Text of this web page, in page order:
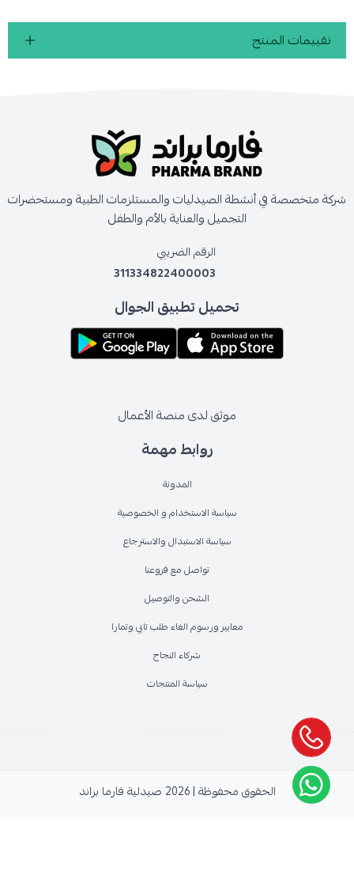
تقييمات المنتج
روابط مهمة
المدونة
سياسة الاستخدام و الخصوصية
سياسة الاستبدال والاسترجاع
تواصل مع فروعنا
الشحن والتوصيل
معايير ورسوم الغاء طلب تابي وتمارا
شركاء النجاح
سياسة المنتجات
شركة متخصصة في أنشطة الصيدليات والمستلزمات الطبية ومستحضرات
التجميل والعناية بالأم والطفل
الرقم الضريبي
311334822400003
تحميل تطبيق الجوال
موثق لدى منصة الأعمال
الحقوق محفوظة | 2026 صيدلية فارما براند